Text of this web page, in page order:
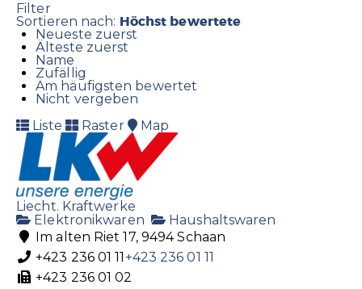
Filter
Sortieren nach: Höchst bewertete
Neueste zuerst
Älteste zuerst
Name
Zufällig
Am häufigsten bewertet
Nicht vergeben
Liste
Raster Map
Liecht. Kraftwerke
Elektronikwaren
Haushaltswaren
Im alten Riet 17, 9494 Schaan
+423 236 01 11 +423 236 01 11
+423 236 01 02